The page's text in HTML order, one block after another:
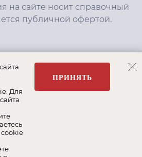
на сайте носит справочный
публичной офертой.
маркетинг
Для
ПРИНЯТЬ